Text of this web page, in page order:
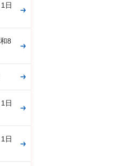
日
8
日
日